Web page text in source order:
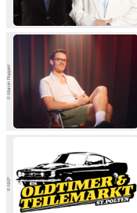
© Marvin Ruppert
© NXP